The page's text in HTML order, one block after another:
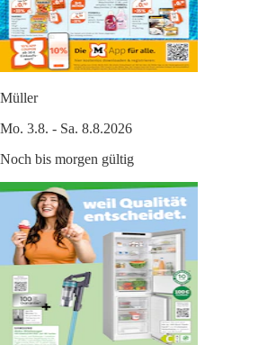
Müller
Mo. 3.8. - Sa. 8.8.2026
Noch bis morgen gültig